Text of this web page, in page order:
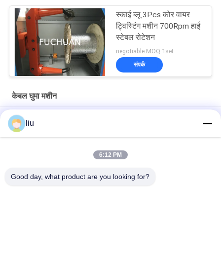
स्काई ब्लू 3Pcs कोर वायर
ट्विस्टिंग मशीन 700Rpm हाई
स्टेबल रोटेशन
negotiable MOQ:1set
संपर्क
केबल घुमा मशीन
1.0-3.0 मिमी कंप्यूटर तार घुमावदार बंकर बंकर स्ट्रैंडिंग केबल तार बनाने की मशीन
0.05-2.52 मिमी सिंगल ट्विस्ट कोर वायर स्ट्रैंडिंग bunching buncher
liu
6:12 PM
Good day, what product are you looking for?